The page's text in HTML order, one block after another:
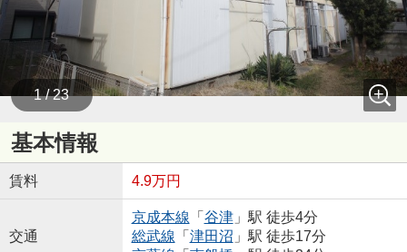
1 / 23
基本情報
賃料 4.9万円
交通
京成本線 「 谷津」駅 徒歩4分
総武線 「 津田沼 」駅 徒歩17分